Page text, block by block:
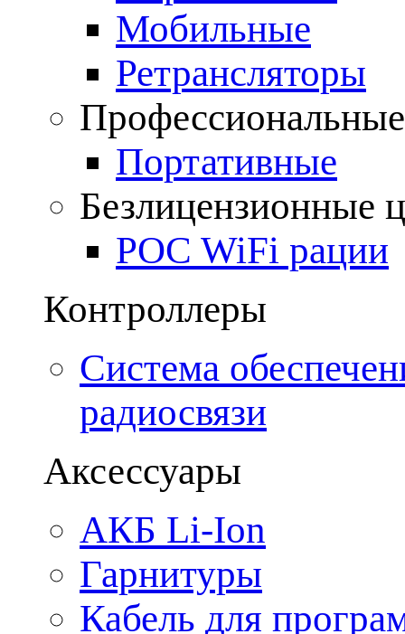
Мобильные
Ретрансляторы
Портативные
Безлицензионные
POC WiFi рации
Контроллеры
Система
радиосвязи
Аксессуары
АКБ Li-Ion
Гарнитуры
Кабель для